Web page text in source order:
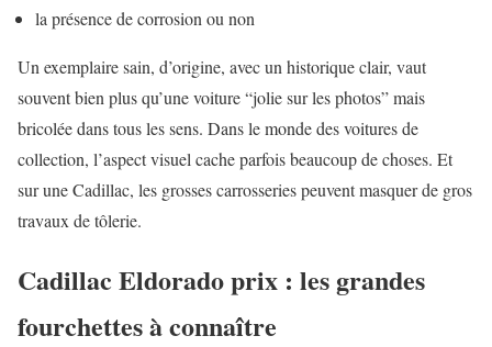
la présence de corrosion ou non
Un exemplaire sain, d’origine, avec un historique clair, vaut
souvent bien plus qu’une voiture “jolie sur les photos” mais
bricolée dans tous les sens. Dans le monde des voitures de
collection, l’aspect visuel cache parfois beaucoup de choses. Et
sur une Cadillac, les grosses carrosseries peuvent masquer de gros
travaux de tôlerie.
Cadillac Eldorado prix : les grandes
fourchettes à connaître